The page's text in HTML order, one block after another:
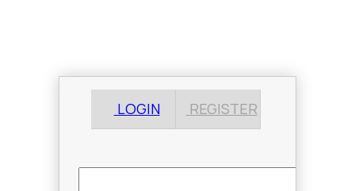
LOGIN REGISTER